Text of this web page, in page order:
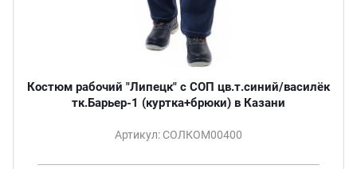
Костюм рабочий "Липецк" с СОП цв.т.синий/василёк
тк.Барьер-1 (куртка+брюки) в Казани
Артикул: СОЛКОМ00400